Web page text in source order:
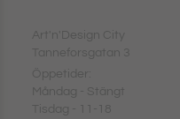
Art'n'Design City
Tanneforsgatan 3
Öppetider:
Måndag - Stängt
Tisdag - 11-18